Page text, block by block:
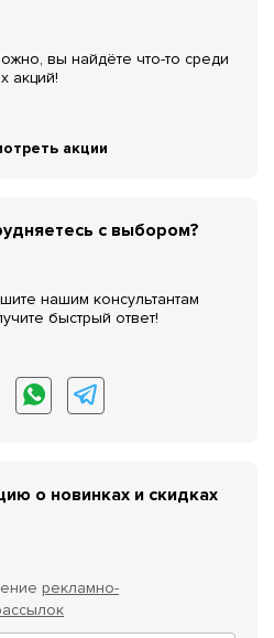
вы найдёте что-то среди
акций!
акции
с выбором?
нашим консультантам
быстрый ответ!
о новинках и скидках
рекламно-